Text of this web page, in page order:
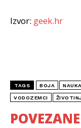
Izvor: geek.hr
TAGS BOJA
VODOZEMCI